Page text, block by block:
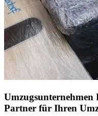
Umzugsunternehmen
Partner für Ihren